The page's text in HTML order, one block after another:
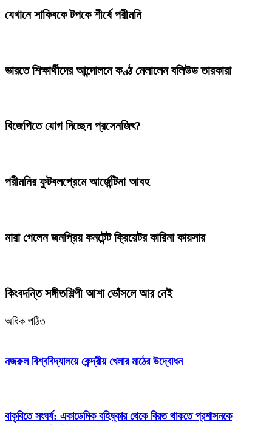
যেখানে সাকিবকে টপকে শীর্ষে পরীমনি
ভারতে শিক্ষার্থীদের আন্দোলনে কণ্ঠ মেলালেন বলিউড তারকারা
বিজেপিতে যোগ দিচ্ছেন প্রসেনজিৎ?
পরীমনির ফুটবলপ্রেমে আর্জেন্টিনা আবহ
মারা গেলেন জনপ্রিয় কনটেন্ট ক্রিয়েটর কারিনা কায়সার
কিংবদন্তি সঙ্গীতশিল্পী আশা ভোঁসলে আর নেই
অধিক পঠিত
নজরুল বিশ্ববিদ্যালয়ে কেন্দ্রীয় খেলার মাঠের উদ্বোধন
বাকৃবিতে সংঘর্ষ: একাডেমিক বহিষ্কার থেকে বিরত থাকতে প্রশাসনকে